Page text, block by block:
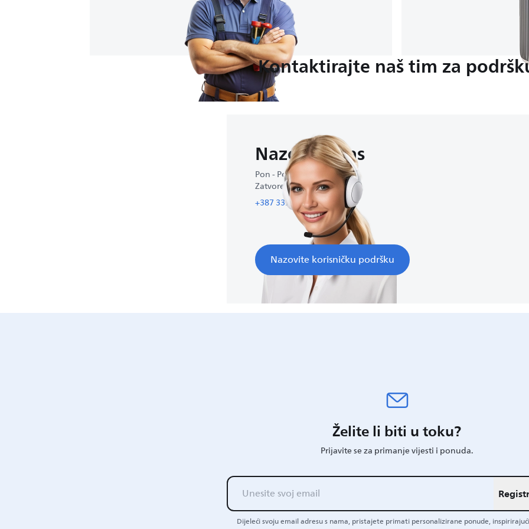
Kontaktirajte naš tim za
Nazovite nas
Pon - Pet : 9:00-16:30
Zatvoreno vikendom
+387 339 11 3 77
Nazovite korisničku podršku
Želite li biti u toku?
Prijavite se za primanje vijesti i ponuda.
Dijeleći svoju email adresu s nama, pristajete primati personalizirane ponude,